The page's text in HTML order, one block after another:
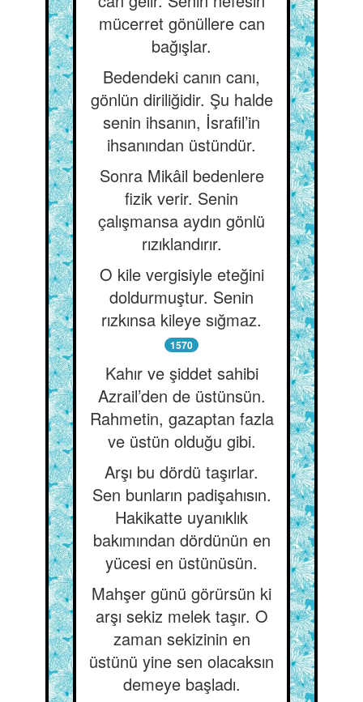
mücerret gönüllere can
bağışlar.
Bedendeki canın canı,
gönlün diriliğidir. Şu halde
senin ihsanın, İsrafil’in
ihsanından üstündür.
Sonra Mikâil bedenlere
fizik verir. Senin
çalışmansa aydın gönlü
rızıklandırır.
O kile vergisiyle eteğini
doldurmuştur. Senin
rızkınsa kileye sığmaz.
1570
Kahır ve şiddet sahibi
Azrail’den de üstünsün.
Rahmetin, gazaptan fazla
ve üstün olduğu gibi.
Arşı bu dördü taşırlar.
Sen bunların padişahısın.
Hakikatte uyanıklık
bakımından dördünün en
yücesi en üstünüsün.
Mahşer günü görürsün ki
arşı sekiz melek taşır. O
zaman sekizinin en
üstünü yine sen olacaksın
demeye başladı.